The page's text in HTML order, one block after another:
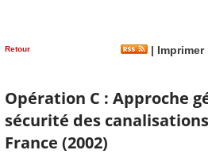
Retour | Imprimer
Opération C : Approche
sécurité des
France (2002)